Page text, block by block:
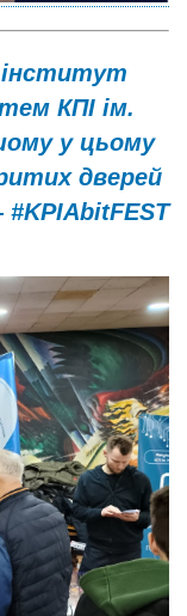
інститут
КПІ ім.
у цьому
дверей
#KPIAbitFEST